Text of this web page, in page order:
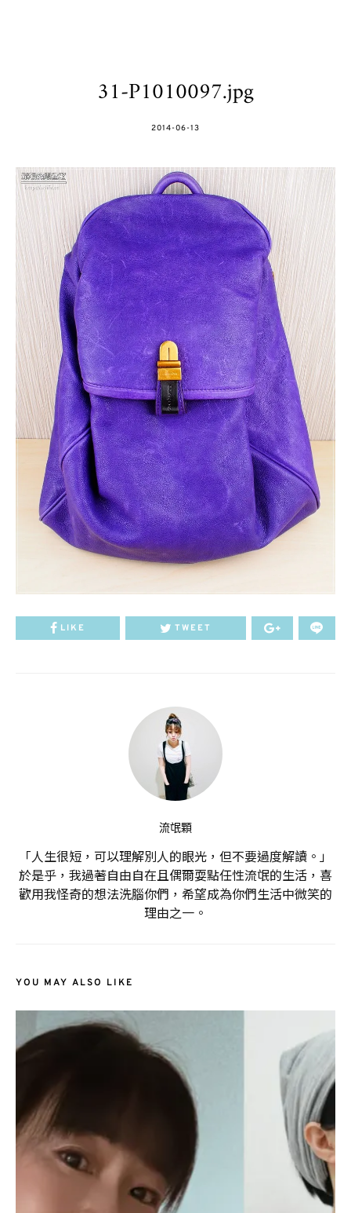
31-P1010097.jpg
POSTED
2014-06-13
LIKE TWEET
流氓顆
「人生很短，可以理解別人的眼光，但不要過度解讀。」
於是乎，我過著自由自在且偶爾耍點任性流氓的生活，喜
歡用我怪奇的想法洗腦你們，希望成為你們生活中微笑的
理由之一。
YOU MAY ALSO LIKE